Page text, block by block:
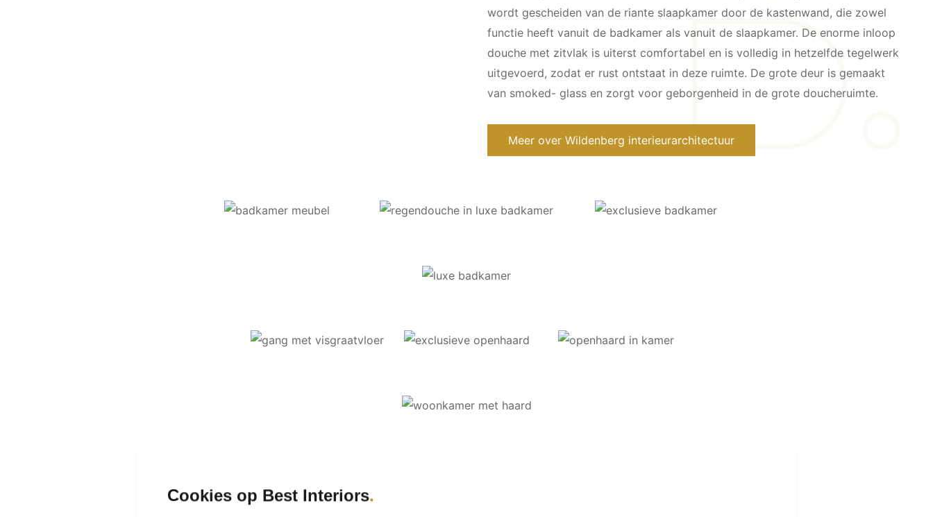
wordt gescheiden van de riante slaapkamer door de kastenwand, die zowel
functie heeft vanuit de badkamer als vanuit de slaapkamer. De enorme inloop
douche met zitvlak is uiterst comfortabel en is volledig in hetzelfde tegelwerk
uitgevoerd, zodat er rust ontstaat in deze ruimte. De grote deur is gemaakt
van smoked- glass en zorgt voor geborgenheid in de grote doucheruimte.
Meer over Wildenberg interieurarchitectuur
Cookies op Best Interiors